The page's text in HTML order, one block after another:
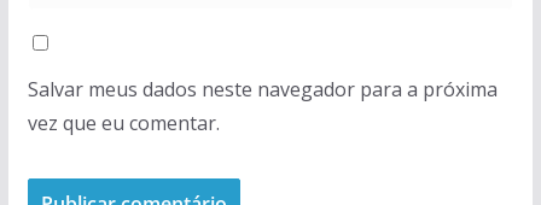
Salvar meus dados neste navegador para a próxima
vez que eu comentar.